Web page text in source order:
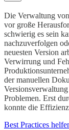
Die Verwaltung
vor große
schwierig es sein
nachzuverfolgen
neuesten Version
Verwirrung und
der manuellen
Problemen. Erst
konnte die
Best Practices